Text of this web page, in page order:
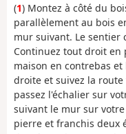
(1) Montez à côté du
parallèlement au bois
mur suivant. Le sentier
Continuez tout droit en
maison en contrebas
droite et suivez la
passez l'échalier sur
suivant le mur sur
pierre et franchis deux